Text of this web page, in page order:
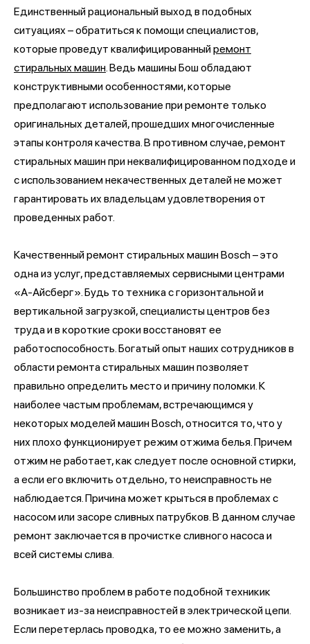
Единственный рациональный выход в подобных
ситуациях – обратиться к помощи специалистов,
которые проведут квалифицированныйремонт
стиральных машин . Ведь машины Бош обладают
конструктивными особенностями, которые
предполагают использование при ремонте только
оригинальных деталей, прошедших многочисленные
этапы контроля качества. В противном случае, ремонт
стиральных машин при неквалифицированном подходе и
с использованием некачественных деталей не может
гарантировать их владельцам удовлетворения от
проведенных работ.
Качественный ремонт стиральных машин Bosch – это
одна из услуг, представляемых сервисными центрами
«А-Айсберг». Будь то техника с горизонтальной и
вертикальной загрузкой, специалисты центров без
труда и в короткие сроки восстановят ее
работоспособность. Богатый опыт наших сотрудников в
области ремонта стиральных машин позволяет
правильно определить место и причину поломки. К
наиболее частым проблемам, встречающимся у
некоторых моделей машин Bosch, относится то, что у
них плохо функционирует режим отжима белья. Причем
отжим не работает, как следует после основной стирки,
а если его включить отдельно, то неисправность не
наблюдается. Причина может крыться в проблемах с
насосом или засоре сливных патрубков. В данном случае
ремонт заключается в прочистке сливного насоса и
всей системы слива.
Большинство проблем в работе подобной техникик
возникает из-за неисправностей в электрической цепи.
Если перетерлась проводка, то ее можно заменить, а